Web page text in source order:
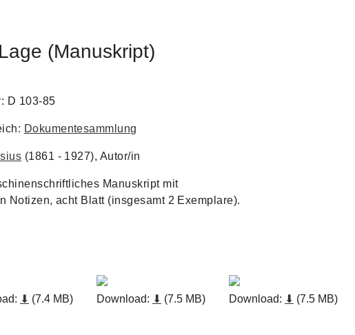
(Manuskript)
D 103-85
Dokumentesammlung
(1861 - 1927), Autor/in
Manuskript mit
Notizen, acht Blatt (insgesamt 2 Exemplare).
⬇ (7.4 MB) Download: ⬇ (7.5 MB) Download: ⬇ (7.5 MB)